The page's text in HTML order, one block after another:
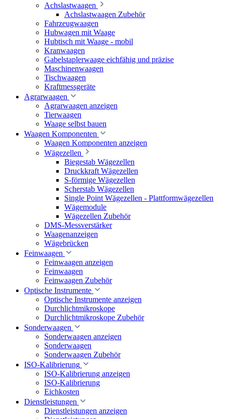
Achslastwaagen
Achslastwaagen Zubehör
Fahrzeugwaagen
Hubwagen mit Waage
Hubtisch mit Waage - mobil
Kranwaagen
Gabelstaplerwaage eichfähig und präzise
Maschinenwaagen
Tischwaagen
Kraftmessgeräte
Agrarwaagen
Agrarwaagen anzeigen
Tierwaagen
Waage selbst bauen
Waagen Komponenten
Waagen Komponenten anzeigen
Wägezellen
Biegestab Wägezellen
Druckkraft Wägezellen
S-förmige Wägezellen
Scherstab Wägezellen
Single Point Wägezellen - Plattformwägezellen
Wägemodule
Wägezellen Zubehör
DMS-Messverstärker
Waagenanzeigen
Wägebrücken
Feinwaagen
Feinwaagen anzeigen
Feinwaagen
Feinwaagen Zubehör
Optische Instrumente
Optische Instrumente anzeigen
Durchlichtmikroskope
Durchlichtmikroskope Zubehör
Sonderwaagen
Sonderwaagen anzeigen
Sonderwaagen
Sonderwaagen Zubehör
ISO-Kalibrierung
ISO-Kalibrierung anzeigen
ISO-Kalibrierung
Eichkosten
Dienstleistungen
Dienstleistungen anzeigen